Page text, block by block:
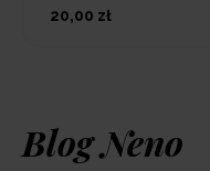
20,00 zł
Blog Neno